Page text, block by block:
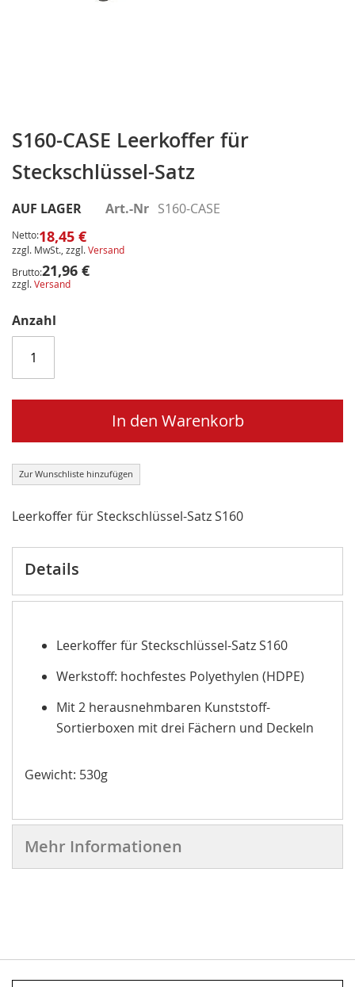
S160-CASE Leerkoffer für
Steckschlüssel-Satz
AUF LAGER Art.-Nr S160-CASE
Netto:18,45 €
zzgl. MwSt., zzgl.Versand
Brutto:21,96 €
zzgl.Versand
Anzahl
In den Warenkorb
Zur Wunschliste hinzufügen
Leerkoffer für Steckschlüssel-Satz S160
Anfang
der
Bildergalerie
Details
Leerkoffer für Steckschlüssel-Satz S160
Werkstoff: hochfestes Polyethylen (HDPE)
Mit 2 herausnehmbaren Kunststoff-
Sortierboxen mit drei Fächern und Deckeln
Gewicht: 530g
Mehr Informationen